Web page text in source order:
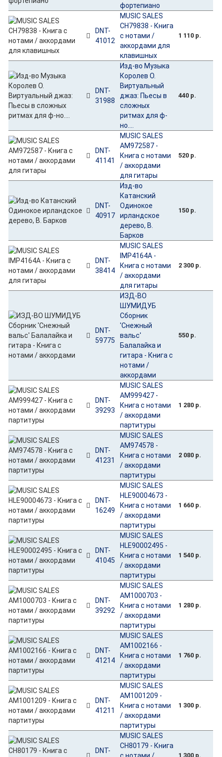
фортепиано
DNT-
41012
MUSIC SALES
CH79838 - Книга
с нотами /
аккордами для
клавишных
1 110 р.
DNT-
31988
Изд-во Музыка
Королев О.
Виртуальный
джаз: Пьесы в
сложных
ритмах для ф-
но....
440 р.
DNT-
41141
MUSIC SALES
AM972587 -
Книга с нотами
/ аккордами
для гитары
520 р.
DNT-
40917
Изд-во
Катанский
Одинокое
ирландское
дерево, B.
Барков
150 р.
DNT-
38414
MUSIC SALES
IMP4164A -
Книга с нотами
/ аккордами
для гитары
2 300 р.
DNT-
59775
ИЗД-ВО
ШУМИДУБ
Сборник
'Снежный
вальс'
Балалайка и
гитара - Книга с
нотами /
аккордами
550 р.
DNT-
39293
MUSIC SALES
AM999427 -
Книга с нотами
/ аккордами
партитуры
1 280 р.
DNT-
41231
MUSIC SALES
AM974578 -
Книга с нотами
/ аккордами
партитуры
2 080 р.
DNT-
16249
MUSIC SALES
HLE90004673 -
Книга с нотами
/ аккордами
партитуры
1 660 р.
DNT-
41045
MUSIC SALES
HLE90002495 -
Книга с нотами
/ аккордами
партитуры
1 540 р.
DNT-
39292
MUSIC SALES
AM1000703 -
Книга с нотами
/ аккордами
партитуры
1 280 р.
DNT-
41214
MUSIC SALES
AM1002166 -
Книга с нотами
/ аккордами
партитуры
1 760 р.
DNT-
41211
MUSIC SALES
AM1001209 -
Книга с нотами
/ аккордами
партитуры
1 300 р.
DNT-
MUSIC SALES
CH80179 - Книга
1 300 р.